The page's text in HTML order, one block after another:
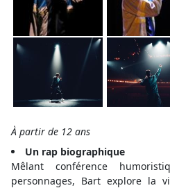
À partir de 12 ans
Un rap biographique
Mêlant conférence
personnages, Bart explore la